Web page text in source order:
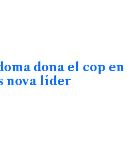
dona el cop en
nova líder